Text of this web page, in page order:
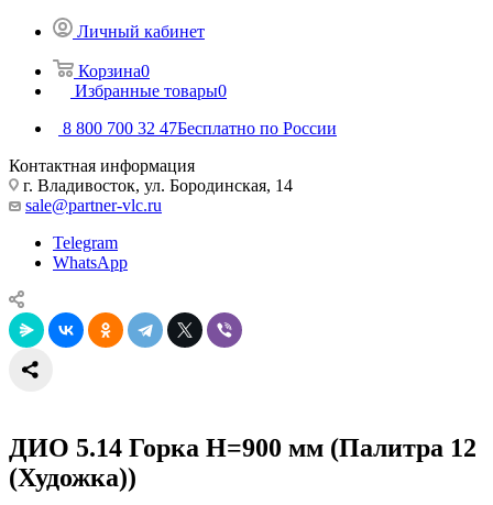
Личный кабинет
Корзина0
Избранные товары0
8 800 700 32 47Бесплатно по России
Контактная информация
г. Владивосток, ул. Бородинская, 14
sale@partner-vlc.ru
Telegram
WhatsApp
ДИО 5.14 Горка Н=900 мм (Палитра 12
(Художка))